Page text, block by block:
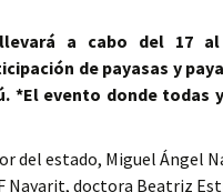
a cabo del 17
de payasas y
. *El evento donde todas
del estado, Miguel Ángel
Nayarit, doctora Beatriz